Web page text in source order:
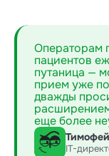
Операторам
пациентов
путаница —
прием уже
дважды
еще более
IT-